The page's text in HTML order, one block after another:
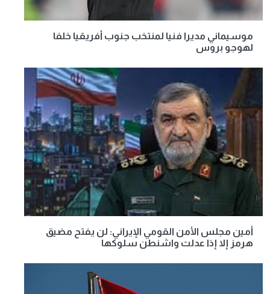
موسيماني مديرا فنيا لمنتخب جنوب أفريقيا خلفا
لهوجو بروس
أمين مجلس الأمن القومي الإيراني: لن يفتح مضيق
هرمز إلا إذا عدلت واشنطن سلوكها